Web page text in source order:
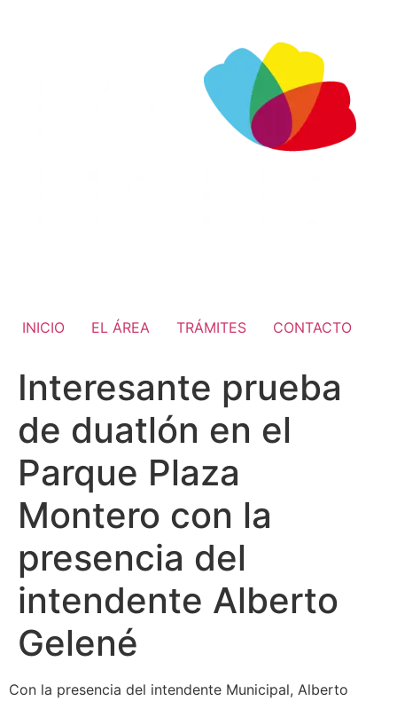
INICIO EL ÁREA TRÁMITES CONTACTO
Interesante prueba
de duatlón en el
Parque Plaza
Montero con la
presencia del
intendente Alberto
Gelené
Con la presencia del intendente Municipal, Alberto